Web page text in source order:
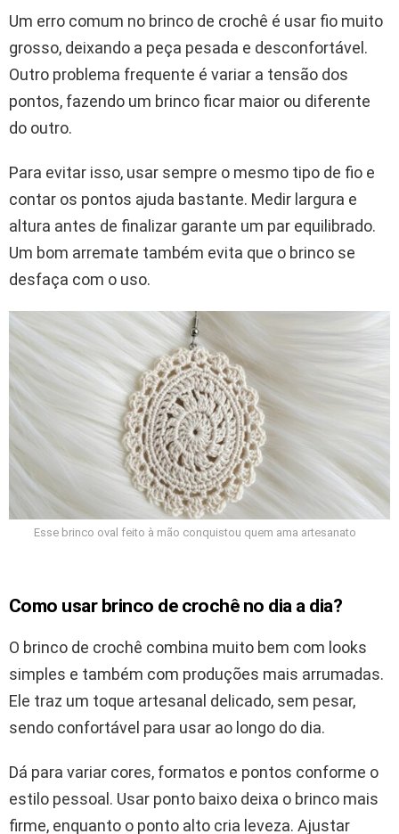
Um erro comum no brinco de crochê é usar fio muito
grosso, deixando a peça pesada e desconfortável.
Outro problema frequente é variar a tensão dos
pontos, fazendo um brinco ficar maior ou diferente
do outro.
Para evitar isso, usar sempre o mesmo tipo de fio e
contar os pontos ajuda bastante. Medir largura e
altura antes de finalizar garante um par equilibrado.
Um bom arremate também evita que o brinco se
desfaça com o uso.
Esse brinco oval feito à mão conquistou quem ama artesanato
Como usar brinco de crochê no dia a dia?
O brinco de crochê combina muito bem com looks
simples e também com produções mais arrumadas.
Ele traz um toque artesanal delicado, sem pesar,
sendo confortável para usar ao longo do dia.
Dá para variar cores, formatos e pontos conforme o
estilo pessoal. Usar ponto baixo deixa o brinco mais
firme, enquanto o ponto alto cria leveza. Ajustar